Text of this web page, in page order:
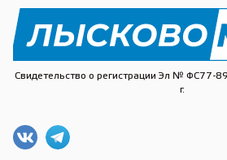
Свидетельство о регистрации Эл № ФС77-
г.